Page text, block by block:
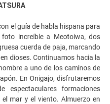
el guía de habla hispana para
increíble a Meotoiwa, dos
cuerda de paja, marcando
dioses. Continuamos hacia la
a uno de los caminos de
En Onigajo, disfrutaremos
formaciones
mar y el viento. Almuerzo en